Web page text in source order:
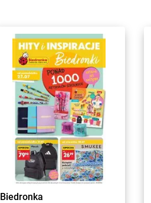
Biedronka